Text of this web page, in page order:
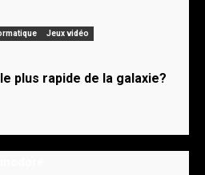
Jeux vidéo
plus rapide de la galaxie?